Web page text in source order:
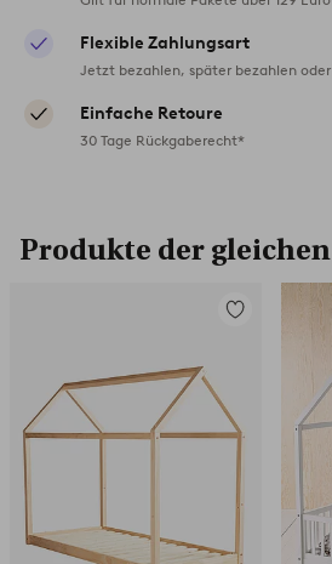
Flexible Zahlungsart
Jetzt bezahlen, später bezahlen
Einfache Retoure
30 Tage Rückgaberecht*
Produkte der gleichen
Zu